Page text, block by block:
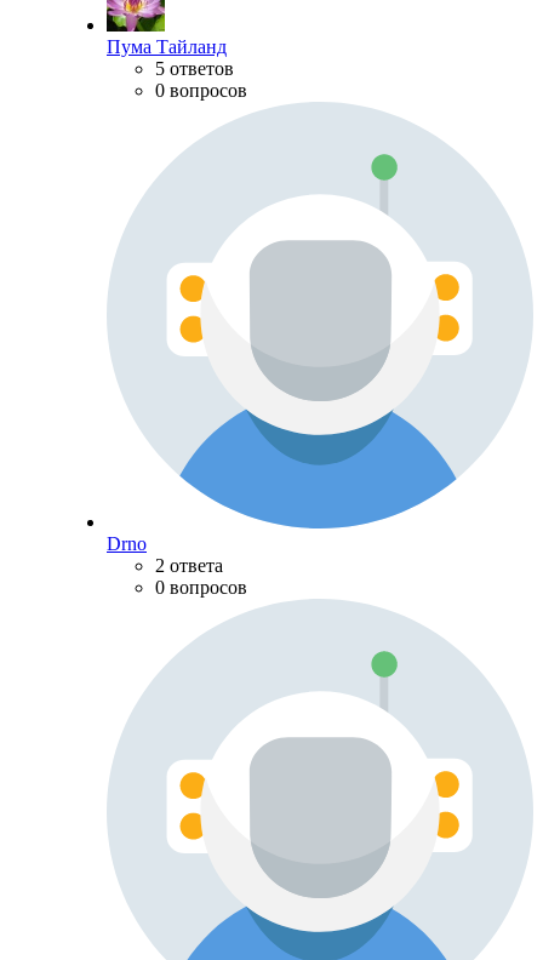
Пума Тайланд
5 ответов
0 вопросов
Drno
2 ответа
0 вопросов